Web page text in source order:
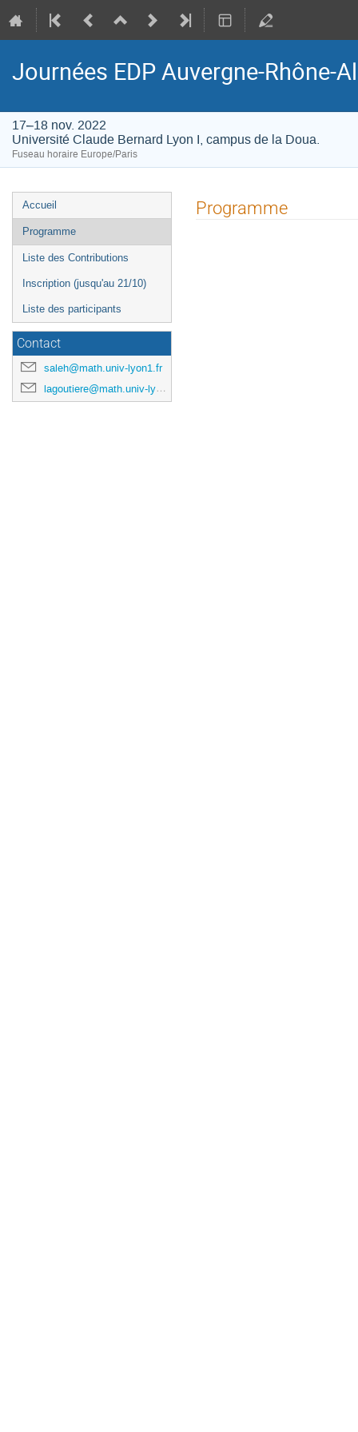
Journées EDP Auvergne-Rhône-
17–18 nov. 2022
Université Claude Bernard Lyon I, campus de la Doua.
Fuseau horaire Europe/Paris
Menu
de
l'événement
Accueil
Programme
Liste des Contributions
Inscription (jusqu'au 21/10)
Liste des participants
Contact
saleh@math.univ-lyon1.fr
lagoutiere@math.univ-lyon1.fr
Programme